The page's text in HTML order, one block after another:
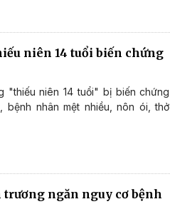
niên 14 tuổi biến chứng
"thiếu niên 14 tuổi" bị biến chứng
nhân mệt nhiều, nôn ói, thở
trương ngăn nguy cơ bệnh